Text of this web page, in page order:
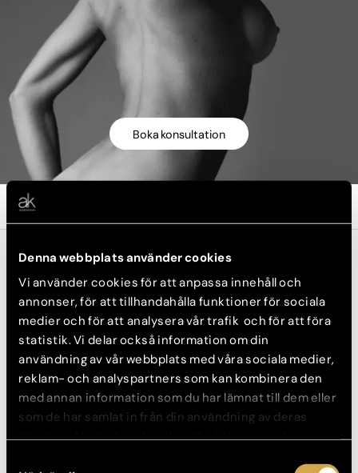
Denna webbplats använder cookies
Vi använder cookies för att anpassa innehåll och
annonser, för att tillhandahålla funktioner för sociala
medier och för att analysera vår trafik och för att föra
statistik. Vi delar också information om din
användning av vår webbplats med våra sociala medier,
reklam- och analyspartners som kan kombinera den
med annan information som du har lämnat till dem eller
som de har samlat in från din användning av deras
tjänster. Nedan kan du välja vilka kategorier du
Boka konsultation
Om trygghetsgaranti
Hos oss på Akademikliniken kan du ta ut dina
implantat. Välkommen att boka en tid hos våra
erfarna kirurger.
För dig som vill ta ut dina bröstimplantat kan du med trygghet
göra det hos oss på Akademikliniken. Vi har lång erfarenhet av
bröstoperationer i allmänhet och av att ta ut implantat.
Ta ut bröstimplantat i Stockholm,